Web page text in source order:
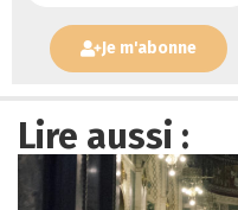
Je m'abonne
Lire aussi :